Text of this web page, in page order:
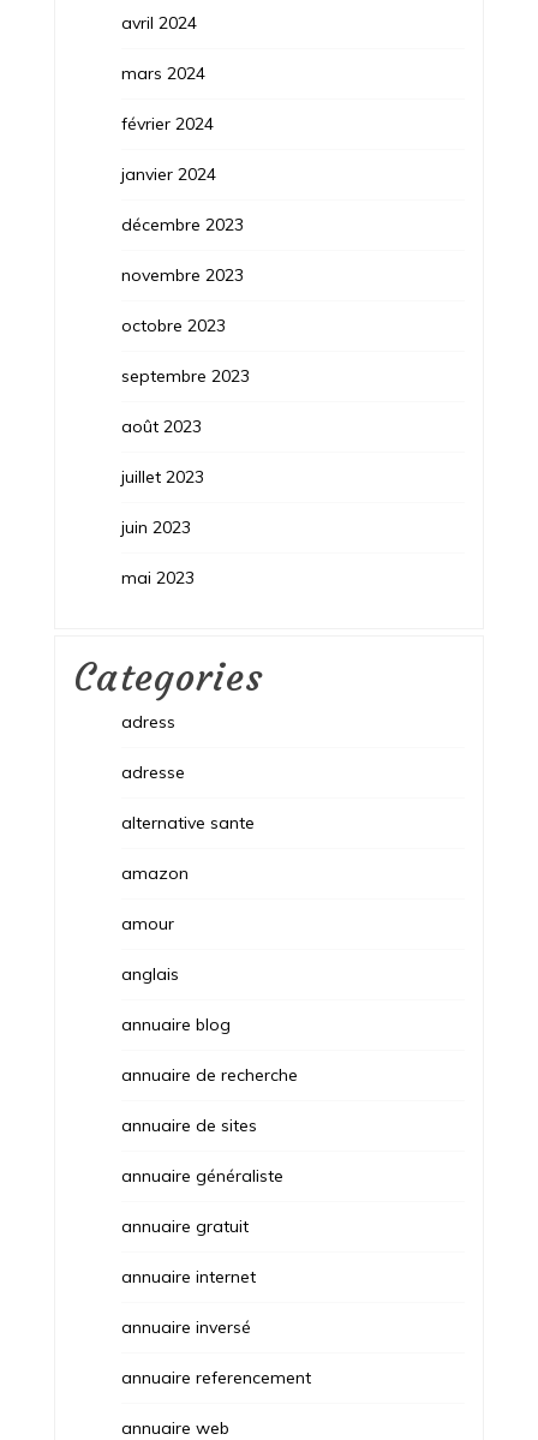
avril 2024
mars 2024
février 2024
janvier 2024
décembre 2023
novembre 2023
octobre 2023
septembre 2023
août 2023
juillet 2023
juin 2023
mai 2023
Categories
adress
adresse
alternative sante
amazon
amour
anglais
annuaire blog
annuaire de recherche
annuaire de sites
annuaire généraliste
annuaire gratuit
annuaire internet
annuaire inversé
annuaire referencement
annuaire web